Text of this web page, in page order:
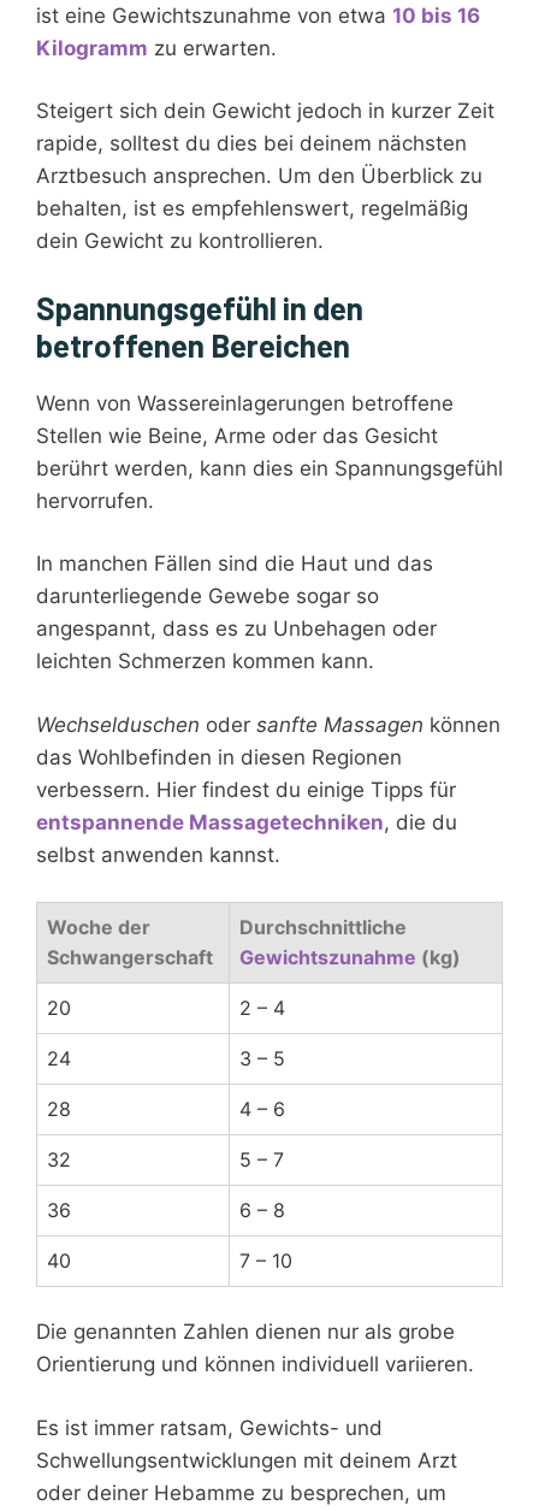
ist eine Gewichtszunahme von etwa 10 bis 16
Kilogramm zu erwarten.
Steigert sich dein Gewicht jedoch in kurzer Zeit
rapide, solltest du dies bei deinem nächsten
Arztbesuch ansprechen. Um den Überblick zu
behalten, ist es empfehlenswert, regelmäßig
dein Gewicht zu kontrollieren.
Spannungsgefühl in den
betroffenen Bereichen
Wenn von Wassereinlagerungen betroffene
Stellen wie Beine, Arme oder das Gesicht
berührt werden, kann dies ein Spannungsgefühl
hervorrufen.
In manchen Fällen sind die Haut und das
darunterliegende Gewebe sogar so
angespannt, dass es zu Unbehagen oder
leichten Schmerzen kommen kann.
Wechselduschen oder sanfte Massagen können
das Wohlbefinden in diesen Regionen
verbessern. Hier findest du einige Tipps für
entspannende Massagetechniken, die du
selbst anwenden kannst.
Woche der
Schwangerschaft
Durchschnittliche
Gewichtszunahme (kg)
20 2 – 4
24 3 – 5
28 4 – 6
32 5 – 7
36 6 – 8
40 7 – 10
Die genannten Zahlen dienen nur als grobe
Orientierung und können individuell variieren.
Es ist immer ratsam, Gewichts- und
Schwellungsentwicklungen mit deinem Arzt
oder deiner Hebamme zu besprechen, um